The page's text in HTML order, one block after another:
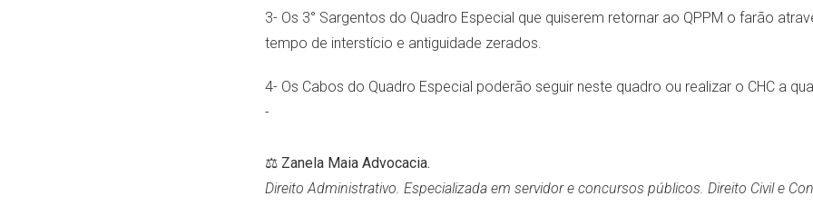
3- Os 3° Sargentos do Quadro Especial que quiserem retornar ao QPPM o farão
tempo de interstício e antiguidade zerados.
4- Os Cabos do Quadro Especial poderão seguir neste quadro ou realizar o CHC a
-
⚖️ Zanela Maia Advocacia.
Direito Administrativo. Especializada em servidor e concursos públicos. Direito Civil e